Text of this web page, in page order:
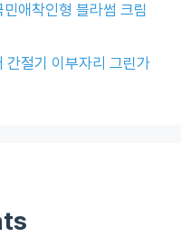
애착인형 블라썸 크림
간절기 이부자리 그린가